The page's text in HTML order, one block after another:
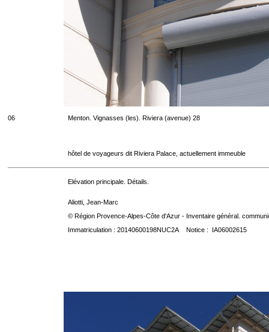
06 Menton. Vignasses (les). Riviera (avenue) 28
hôtel de voyageurs dit Riviera Palace, actuellement immeuble
Elévation principale. Détails.
Aliotti, Jean-Marc
© Région Provence-Alpes-Côte d'Azur - Inventaire général.
Immatriculation : 20140600198NUC2A Notice : IA06002615